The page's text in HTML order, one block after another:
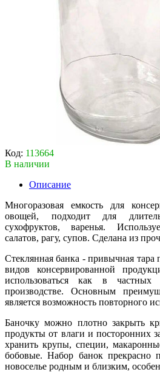
Код: 113664
В наличии
Описание
Многоразовая емкость для
овощей, подходит для
сухофруктов, варенья.
салатов, рагу, супов. Сделана из
Стеклянная банка - привычная тара
видов консервированной
использоваться как в
производстве. Основным
является возможность повторного
Баночку можно плотно закрыть
продукты от влаги и посторонних
хранить крупы, специи,
бобовые. Набор банок прекрасно
новоселье родным и близким,